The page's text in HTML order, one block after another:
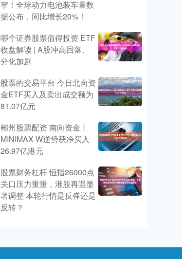
窄！全球动力电池装车量数
据公布，同比增长20%！
哪个证券股票值得投资 ETF
收盘解读 | A股冲高回落、
分化加剧
股票的交易平台 今日北向资
金ETF买入及卖出成交额为
81.07亿元
郴州股票配资 南向资金丨
MINIMAX-W逆势获净买入
26.97亿港元
股票财务杠杆 恒指26000点
关口压力重重，港股再遇显
著调整 本轮行情是反弹还是
反转？